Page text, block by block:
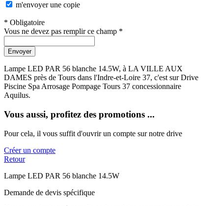
m'envoyer une copie
* Obligatoire
Vous ne devez pas remplir ce champ *
Envoyer
Lampe LED PAR 56 blanche 14.5W, à LA VILLE AUX
DAMES près de Tours dans l'Indre-et-Loire 37, c'est sur Drive
Piscine Spa Arrosage Pompage Tours 37 concessionnaire
Aquilus.
Vous aussi, profitez des promotions ...
Pour cela, il vous suffit d'ouvrir un compte sur notre drive
Créer un compte
Retour
Lampe LED PAR 56 blanche 14.5W
Demande de devis spécifique